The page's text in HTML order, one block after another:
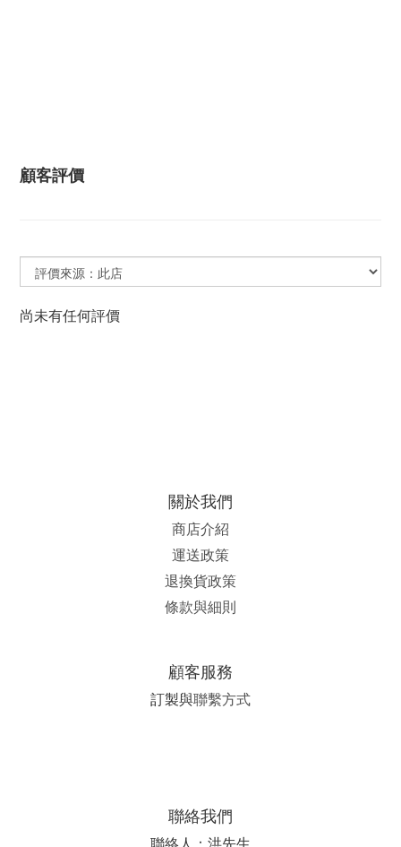
顧客評價
尚未有任何評價
關於我們
商店介紹
運送政策
退換貨政策
條款與細則
顧客服務
訂製與聯繫方式
聯絡我們